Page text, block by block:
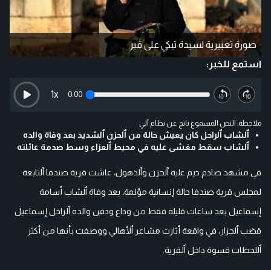
صورة تعبيرية لسيدة تبكي على قبر
استمع للخبر:
0:00
1x
ملاحظة: النص المسموع ناتج عن نظام آلي
ٱلشاب ٱلراحل كان يعيش حالة من ٱلحزن ٱلشديد بعد وفاة والده
ٱلشاب سقط مغشى عليه في محيط ٱلعزاء وسط صدمة عائلته
في مشهد صادم خيم عليه ٱلحزن وٱلذهول، عاشت قرية صندفا ٱلتابعة
لمجلس قرية صندفا حالة إنسانية مؤلمة، بعد وفاة ٱلشاب أسامة
إسماعيل بعد ساعات قليلة فقط من وداع ودفن والده ٱلراحل إسماعيل
قضب ٱلجزار، في واقعة أثارت مشاعر ٱلأهالي ووصفت بأنها من أكثر
ٱللحظات قسوة داخل ٱلقرية.